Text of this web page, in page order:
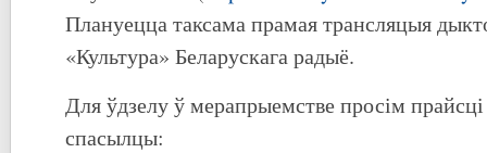
Плануецца таксама прамая трансляцыя
«Культура» Беларускага радыё.
Для ўдзелу ў мерапрыемстве просім
спасылцы: